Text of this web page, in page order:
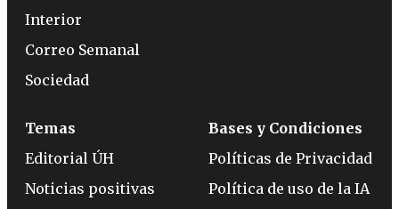
Interior
Correo Semanal
Sociedad
Temas
Editorial ÚH
Noticias positivas
Bases y Condiciones
Políticas de Privacidad
Política de uso de la IA